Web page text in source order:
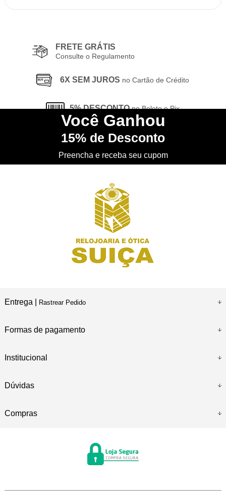
FRETE GRÁTIS
Consulte o Regulamento
6X SEM JUROS no Cartão de Crédito
5% DESCONTO no Boleto e Pix
CONHEÇA nossa Loja Física
Você Ganhou
15% de Desconto
Preencha e receba seu cupom
Entrega | Rastrear Pedido
Formas de pagamento
Institucional
Dúvidas
Compras